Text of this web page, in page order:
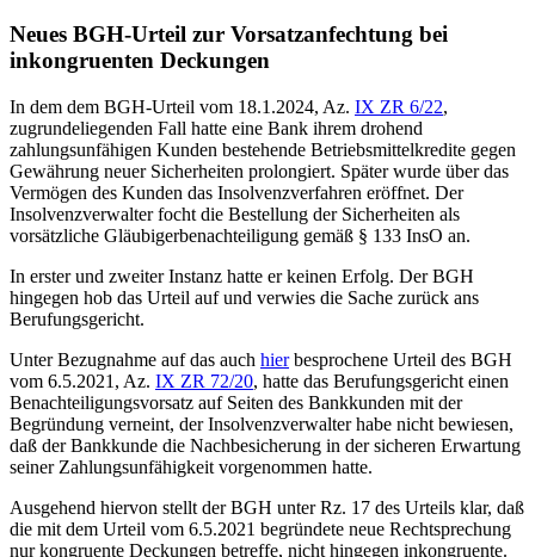
Neues BGH-Urteil zur Vorsatzanfechtung bei
inkongruenten Deckungen
In dem dem BGH-Urteil vom 18.1.2024, Az. IX ZR 6/22,
zugrundeliegenden Fall hatte eine Bank ihrem drohend
zahlungsunfähigen Kunden bestehende Betriebsmittelkredite gegen
Gewährung neuer Sicherheiten prolongiert. Später wurde über das
Vermögen des Kunden das Insolvenzverfahren eröffnet. Der
Insolvenzverwalter focht die Bestellung der Sicherheiten als
vorsätzliche Gläubigerbenachteiligung gemäß § 133 InsO an.
In erster und zweiter Instanz hatte er keinen Erfolg. Der BGH
hingegen hob das Urteil auf und verwies die Sache zurück ans
Berufungsgericht.
Unter Bezugnahme auf das auch hierbesprochene Urteil des BGH
vom 6.5.2021, Az. IX ZR 72/20, hatte das Berufungsgericht einen
Benachteiligungsvorsatz auf Seiten des Bankkunden mit der
Begründung verneint, der Insolvenzverwalter habe nicht bewiesen,
daß der Bankkunde die Nachbesicherung in der sicheren Erwartung
seiner Zahlungsunfähigkeit vorgenommen hatte.
Ausgehend hiervon stellt der BGH unter Rz. 17 des Urteils klar, daß
die mit dem Urteil vom 6.5.2021 begründete neue Rechtsprechung
nur kongruente Deckungen betreffe, nicht hingegen inkongruente.